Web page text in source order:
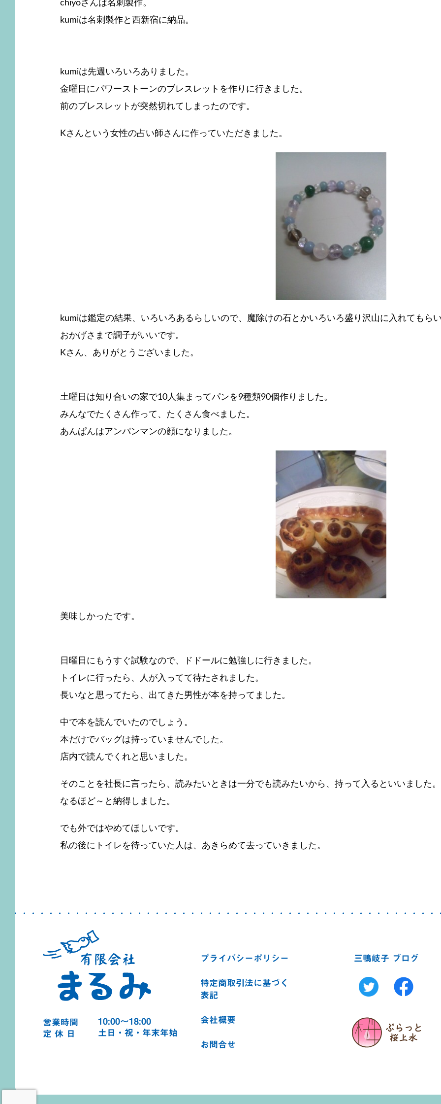
chiyoさんは名刺製作。
kumiは名刺製作と西新宿に納品。
kumiは先週いろいろありました。
金曜日にパワーストーンのブレスレットを作りに行きました。
前のブレスレットが突然切れてしまったのです。
Kさんという女性の占い師さんに作っていただきました。
kumiは鑑定の結果、いろいろあるらしいので、魔除けの石とかいろいろ盛り沢山に入れてもらい
おかげさまで調子がいいです。
Kさん、ありがとうございました。
土曜日は知り合いの家で10人集まってパンを9種類90個作りました。
みんなでたくさん作って、たくさん食べました。
あんぱんはアンパンマンの顔になりました。
美味しかったです。
日曜日にもうすぐ試験なので、ドドールに勉強しに行きました。
トイレに行ったら、人が入ってて待たされました。
長いなと思ってたら、出てきた男性が本を持ってました。
中で本を読んでいたのでしょう。
本だけでバッグは持っていませんでした。
店内で読んでくれと思いました。
そのことを社長に言ったら、読みたいときは一分でも読みたいから、持って入るといいました。
なるほど～と納得しました。
でも外ではやめてほしいです。
私の後にトイレを待っていた人は、あきらめて去っていきました。
営業時間
10:00～18:00
定 休 日
土日・祝・年末年始
プライバシーポリシー
特定商取引法に基づく
表記
会社概要
お問合せ
三鴨岐子 ブログ